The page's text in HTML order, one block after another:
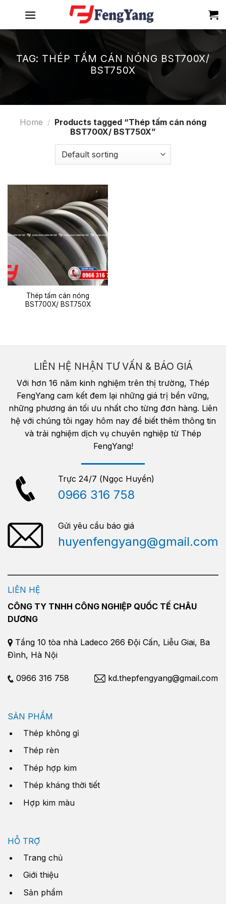
content
TAG: THÉP TẤM CÁN NÓNG BST700X/
BST750X
Home / Products tagged “Thép tấm cán nóng
BST700X/ BST750X”
Thép tấm cán nóng
BST700X/ BST750X
LIÊN HỆ NHẬN TƯ VẤN & BÁO GIÁ
Với hơn 16 năm kinh nghiệm trên thị trường, Thép
FengYang cam kết đem lại những giá trị bền vững,
những phương án tối ưu nhất cho từng đơn hàng. Liên
hệ với chúng tôi ngay hôm nay để biết thêm thông tin
và trải nghiệm dịch vụ chuyên nghiệp từ Thép
FengYang!
Trực 24/7 (Ngọc Huyền)
0966 316 758
Gửi yêu cầu báo giá
huyenfengyang@gmail.com
LIÊN HỆ
CÔNG TY TNHH CÔNG NGHIỆP QUỐC TẾ CHÂU
DƯƠNG
Tầng 10 tòa nhà Ladeco 266 Đội Cấn, Liễu Giai, Ba
Đình, Hà Nội
0966 316 758 kd.thepfengyang@gmail.com
SẢN PHẨM
Thép không gỉ
Thép rèn
Thép hợp kim
Thép kháng thời tiết
Hợp kim màu
HỖ TRỢ
Trang chủ
Giới thiệu
Sản phẩm